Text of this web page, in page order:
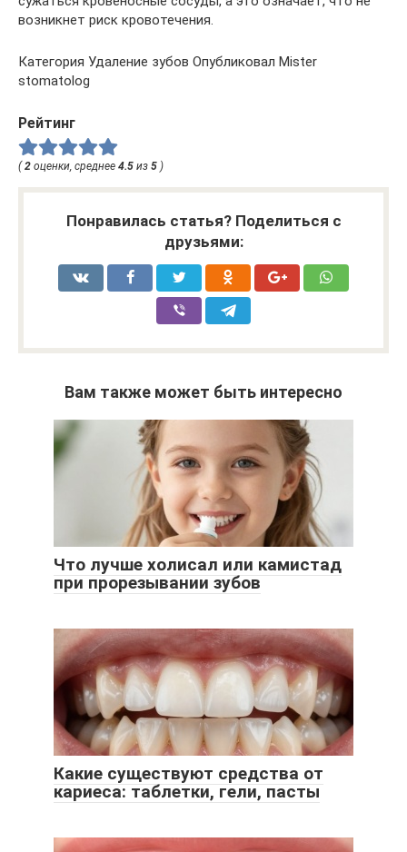
возникнет риск кровотечения.
Категория Удаление зубов Опубликовал Mister
stomatolog
Рейтинг
(2 оценки, среднее 4.5 из 5 )
Понравилась статья? Поделиться с
друзьями:
Вам также может быть интересно
Что лучше холисал или камистад
при прорезывании зубов
Какие существуют средства от
кариеса: таблетки, гели, пасты